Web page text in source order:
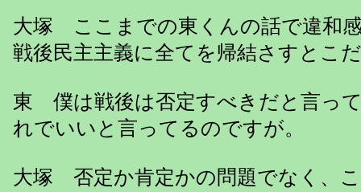
大塚 ここまでの東くんの話で違和
戦後民主主義に全てを帰結さすとこ
東 僕は戦後は否定すべきだと言っ
れでいいと言ってるのですが。
大塚 否定か肯定かの問題でなく、